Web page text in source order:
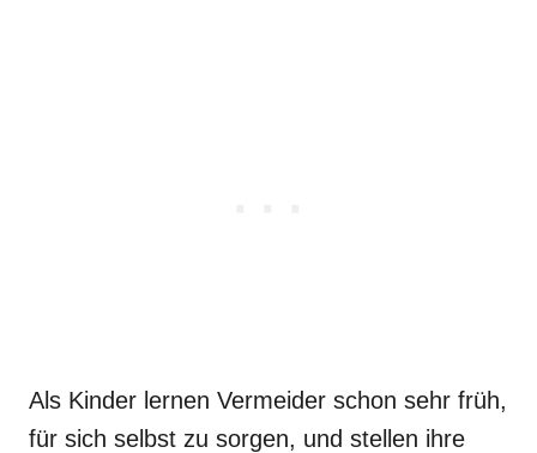
Als Kinder lernen Vermeider schon sehr früh,
für sich selbst zu sorgen, und stellen ihre